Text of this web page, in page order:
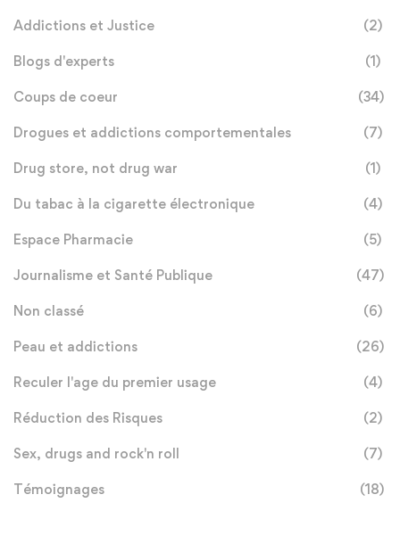
Addictions et Justice (2)
Blogs d'experts (1)
Coups de coeur (34)
Drogues et addictions comportementales (7)
Drug store, not drug war (1)
Du tabac à la cigarette électronique (4)
Espace Pharmacie (5)
Journalisme et Santé Publique (47)
Non classé (6)
Peau et addictions (26)
Reculer l'age du premier usage (4)
Réduction des Risques (2)
Sex, drugs and rock'n roll (7)
Témoignages (18)